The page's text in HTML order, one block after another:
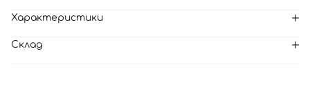
Характеристики
Склад